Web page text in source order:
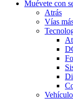
Muévete con
Atrás
Vías